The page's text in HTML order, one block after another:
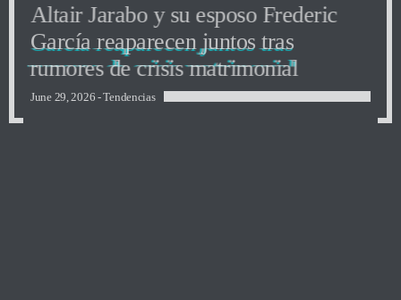
Altair Jarabo y su esposo Frederic
García reaparecen juntos tras
rumores de crisis matrimonial
June 29, 2026 -Tendencias